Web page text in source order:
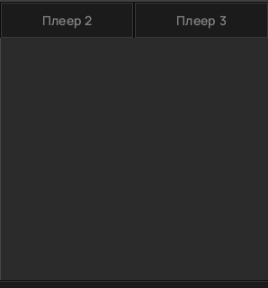
Плеер 2 Плеер 3